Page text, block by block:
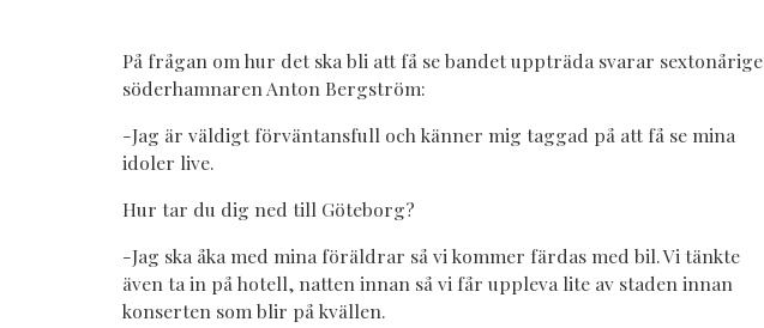
På frågan om hur det ska bli att få se bandet uppträda svarar sextonårige
söderhamnaren Anton Bergström:
-Jag är väldigt förväntansfull och känner mig taggad på att få se mina
idoler live.
Hur tar du dig ned till Göteborg?
-Jag ska åka med mina föräldrar så vi kommer färdas med bil. Vi tänkte
även ta in på hotell, natten innan så vi får uppleva lite av staden innan
konserten som blir på kvällen.